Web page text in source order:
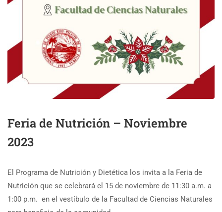
Feria de Nutrición – Noviembre
2023
El Programa de Nutrición y Dietética los invita a la Feria de
Nutrición que se celebrará el 15 de noviembre de 11:30 a.m. a
1:00 p.m. en el vestíbulo de la Facultad de Ciencias Naturales